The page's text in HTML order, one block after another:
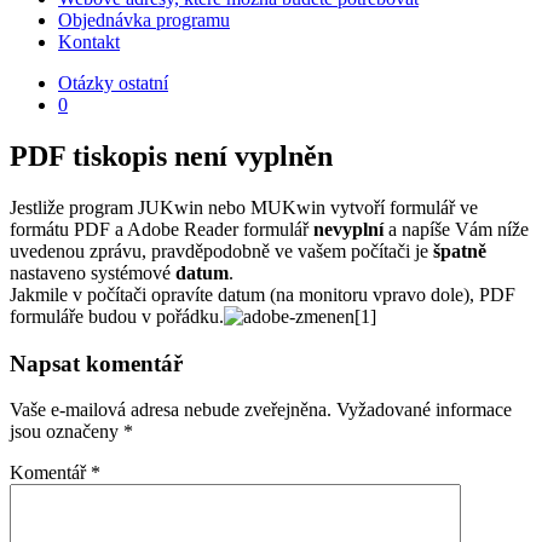
Objednávka programu
Kontakt
Otázky ostatní
0
PDF tiskopis není vyplněn
Jestliže program JUKwin nebo MUKwin vytvoří formulář ve
formátu PDF a Adobe Reader formulářnevyplnía napíše Vám níže
uvedenou zprávu, pravděpodobně ve vašem počítači je špatně
nastaveno systémové datum.
Jakmile v počítači opravíte datum (na monitoru vpravo dole), PDF
formuláře budou v pořádku.
Napsat komentář
Vaše e-mailová adresa nebude zveřejněna. Vyžadované informace
jsou označeny *
Komentář *